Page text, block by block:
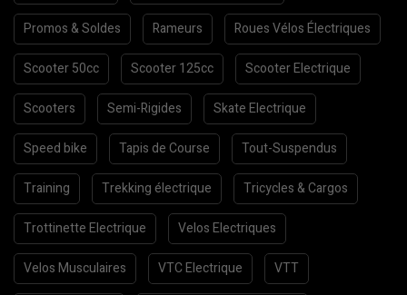
Promos & Soldes Rameurs Roues Vélos Électriques
Scooter 50cc Scooter 125cc Scooter Electrique
Scooters Semi-Rigides Skate Electrique
Speed bike Tapis de Course Tout-Suspendus
Training Trekking électrique Tricycles & Cargos
Trottinette Electrique Velos Electriques
Velos Musculaires VTC Electrique VTT